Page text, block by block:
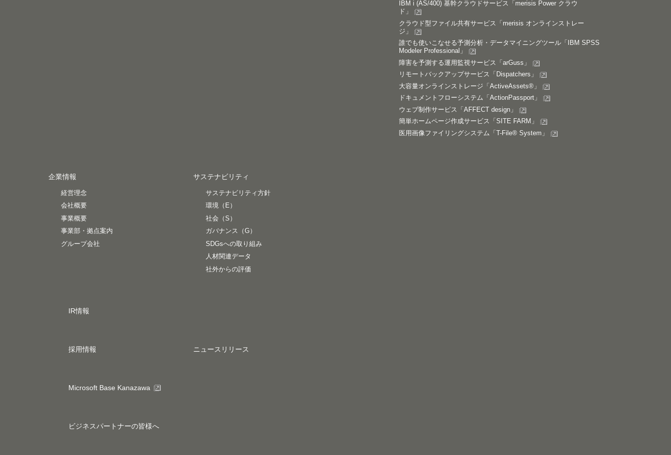
IBM i (AS/400) 基幹クラウドサービス「merisis Power クラウ
ド」
クラウド型ファイル共有サービス「merisis オンラインストレー
ジ」
誰でも使いこなせる予測分析・データマイニングツール「IBM SPSS
Modeler Professional」
障害を予測する運用監視サービス「arGuss」
リモートバックアップサービス「Dispatchers」
大容量オンラインストレージ「ActiveAssets®」
ドキュメントフローシステム「ActionPassport」
ウェブ制作サービス「AFFECT design」
簡単ホームページ作成サービス「SITE FARM」
医用画像ファイリングシステム「T-File® System」
企業情報
経営理念
会社概要
事業概要
事業部・拠点案内
グループ会社
サステナビリティ
サステナビリティ方針
環境（E）
社会（S）
ガバナンス（G）
SDGsへの取り組み
人材関連データ
社外からの評価
IR情報
採用情報 ニュースリリース
Microsoft Base Kanazawa
ビジネスパートナーの皆様へ